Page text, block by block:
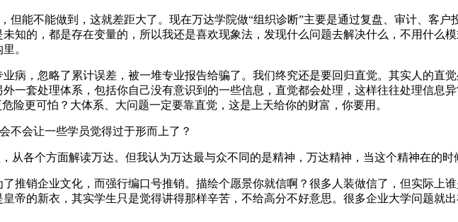
但能不能做到，这就差距大了。现在万达学院做“组织诊断”主要是通过复盘、审计、客户
知的，都是存在变量的，所以我还是喜欢现象法，发现什么问题去解决什么，不用什么
。
病，忽略了累计误差，被一堆专业报告给骗了。我们终究还是要回归直觉。其实人的直
一套处理体系，包括你自己没有意识到的一些信息，直觉都会处理，这样往往处理信息
险更可怕？大体系、大问题一定要靠直觉，这是上天给你的财富，你要用。
不会让一些学员觉得过于形而上了？
从各个方面解读万达。但我认为万达最与众不同的是精神，万达精神，当这个精神在的时
推销企业文化，而强行编口号推销。描绘个愿景你就信啊？很多人装做信了，但实际上
帝的新衣，其实学生只是觉得讲得那样辛苦，不给高分不好意思。很多企业大学问题就